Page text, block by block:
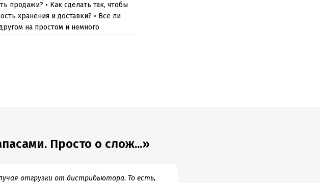
продажи? • Как сделать так, чтобы
хранения и доставки? • Все ли
на простом и немного
Просто о слож...»
отгрузки от дистрибьютора. То есть,